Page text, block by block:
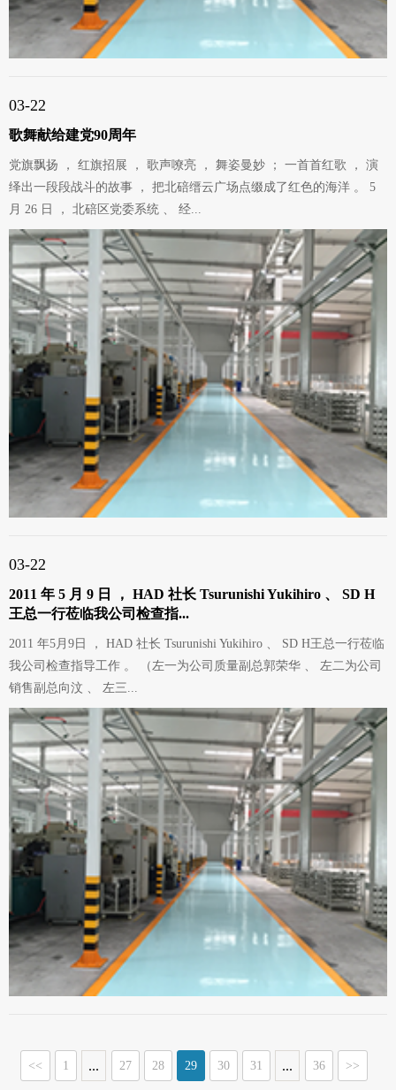
03-22
歌舞献给建党90周年
党旗飘扬 ， 红旗招展 ， 歌声嘹亮 ， 舞姿曼妙 ； 一首首红歌 ， 演
绎出一段段战斗的故事 ， 把北碚缙云广场点缀成了红色的海洋 。 5
月 26 日 ， 北碚区党委系统 、 经...
03-22
2011 年 5 月 9 日 ， HAD 社长 Tsurunishi Yukihiro 、 SD H
王总一行莅临我公司检查指...
2011 年5月9日 ， HAD 社长 Tsurunishi Yukihiro 、 SD H王总一行莅临
我公司检查指导工作 。 （左一为公司质量副总郭荣华 、 左二为公司
销售副总向汶 、 左三...
<< 1 ... 27 28 29 30 31 ... 36 >>